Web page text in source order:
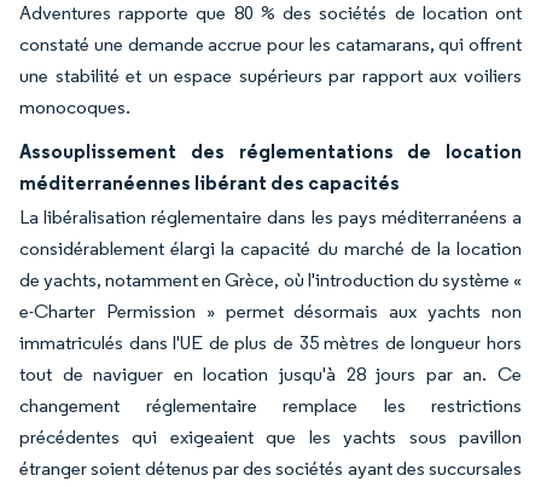
Adventures rapporte que 80 % des sociétés de location ont
constaté une demande accrue pour les catamarans, qui offrent
une stabilité et un espace supérieurs par rapport aux voiliers
monocoques.
Assouplissement des réglementations de location
méditerranéennes libérant des capacités
La libéralisation réglementaire dans les pays méditerranéens a
considérablement élargi la capacité du marché de la location
de yachts, notamment en Grèce, où l'introduction du système «
e-Charter Permission » permet désormais aux yachts non
immatriculés dans l'UE de plus de 35 mètres de longueur hors
tout de naviguer en location jusqu'à 28 jours par an. Ce
changement réglementaire remplace les restrictions
précédentes qui exigeaient que les yachts sous pavillon
étranger soient détenus par des sociétés ayant des succursales